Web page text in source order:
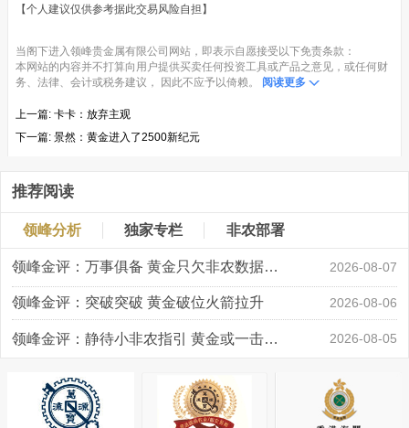
【个人建议仅供参考据此交易风险自担】
当阁下进入领峰贵金属有限公司网站，即表示自愿接受以下免责条款：
本网站的内容并不打算向用户提供买卖任何投资工具或产品之意见，或任何财
务、法律、会计或税务建议， 因此不应予以倚赖。
阅读更多
上一篇: 卡卡：放弃主观
下一篇: 景然：黄金进入了2500新纪元
推荐阅读
领峰分析 独家专栏 非农部署
领峰金评：万事俱备 黄金只欠非农数据“东风” 2026-08-07
领峰金评：突破突破 黄金破位火箭拉升 2026-08-06
领峰金评：静待小非农指引 黄金或一击破局 2026-08-05